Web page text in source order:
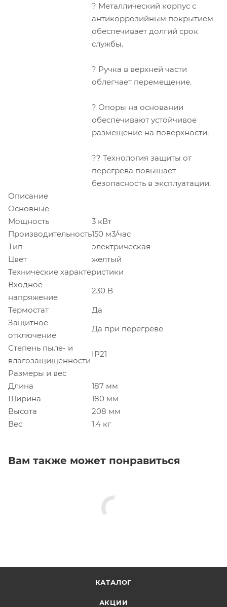
? Металлический корпус с
антикоррозийным покрытием
обеспечивает долгий срок
службы.
? Ручка в верхней части
облегчает перемещение.
? Опоры на основании
обеспечивают устойчивое
размещение на поверхности.
?? Технология защиты от
перегрева повышает
безопасность в эксплуатации.
Описание
Основные
Мощность
3 кВт
Производительность150 м3/час
Тип
электрическая
Цвет
желтый
Технические характеристики
Входное
напряжение
230 В
Термостат
Да
Защитное
отключение
Да при перегреве
Степень пыле- и
влагозащищенности
IP21
Размеры и вес
Длина
187 мм
Ширина
180 мм
Высота
208 мм
Вес
1.4 кг
Вам также может понравиться
КАТАЛОГ
АКЦИИ